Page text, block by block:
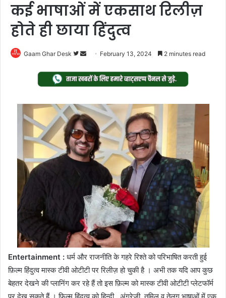
कई भाषाओं में एकसाथ रिलीज़
होते ही छाया हिंदुत्व
Gaam Ghar Desk
Follow
Twitter
Send
email
February 13, 2024 2 minutes read
Entertainment : धर्म और राजनीति के गहरे रिश्ते को परिभाषित करती हुई
फ़िल्म हिंदुत्व मास्क टीवी ओटीटी पर रिलीज़ हो चुकी है । अभी तक यदि आप कुछ
बेहतर देखने की प्लानिंग कर रहे हैं तो इस फ़िल्म को मास्क टीवी ओटीटी प्लेटफॉर्म